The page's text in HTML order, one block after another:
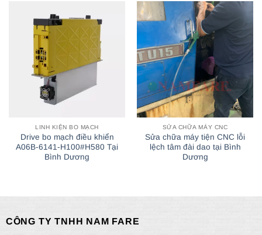
LINH KIỆN BO MẠCH
Drive bo mạch điều khiển
A06B-6141-H100#H580 Tại
Bình Dương
SỬA CHỮA MÁY CNC
Sửa chữa máy tiện CNC lỗi
lệch tâm đài dao tại Bình
Dương
CÔNG TY TNHH NAM FARE